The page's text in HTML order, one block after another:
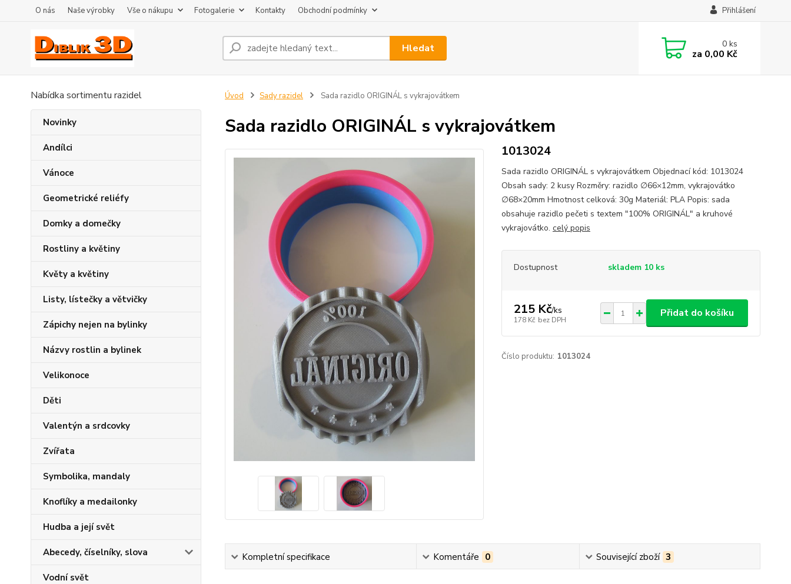
O nás Naše výrobky Vše o nákupu Fotogalerie Kontakty Obchodní podmínky Přihlášení
Hledat 0ks
za 0,00 Kč
Nabídka sortimentu razidel
Novinky
Andílci
Vánoce
Geometrické reliéfy
Domky a domečky
Rostliny a květiny
Květy a květiny
Listy, lístečky a větvičky
Zápichy nejen na bylinky
Názvy rostlin a bylinek
Velikonoce
Děti
Valentýn a srdcovky
Zvířata
Symbolika, mandaly
Knoflíky a medailonky
Hudba a její svět
Abecedy, číselníky, slova
Vodní svět
Úvod Sady razidel Sada razidlo ORIGINÁL s vykrajovátkem
Sada razidlo ORIGINÁL s vykrajovátkem
1013024
Sada razidlo ORIGINÁL s vykrajovátkem Objednací kód: 1013024
Obsah sady: 2 kusy Rozměry: razidlo ∅66×12mm, vykrajovátko
∅68×20mm Hmotnost celková: 30g Materiál: PLA Popis: sada
obsahuje razidlo pečeti s textem "100% ORIGINÁL" a kruhové
vykrajovátko. celý popis
Dostupnost skladem 10 ks
215 Kč/ks
178 Kč bez DPH
Přidat do košíku
Číslo produktu: 1013024
Kompletní specifikace Komentáře 0 Související zboží 3